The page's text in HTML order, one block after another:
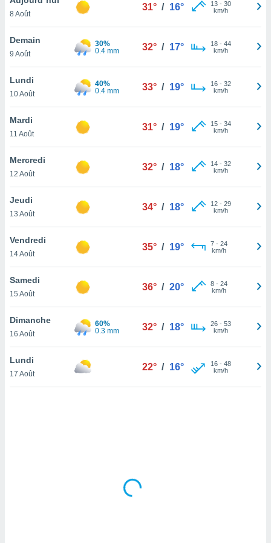
et
»,
au
vous
qu'ils
ou
le
ainsi
un
la
du
en
de
8 Août
31° / 16° 13- 30
km/h
Demain
9 Août
30%
0.4 mm
32° / 17° 18- 44
km/h
Lundi
10 Août
40%
0.4 mm
33° / 19° 16- 32
km/h
Mardi
11 Août
31° / 19° 15- 34
km/h
Mercredi
12 Août
32° / 18° 14- 32
km/h
Jeudi
13 Août
34° / 18° 12- 29
km/h
Vendredi
14 Août
35° / 19° 7- 24
km/h
Samedi
15 Août
36° / 20° 8- 24
km/h
Dimanche
16 Août
60%
0.3 mm
32° / 18° 26- 53
km/h
Lundi
17 Août
22° / 16° 16- 48
km/h